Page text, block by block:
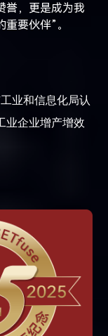
誉，更是成为我
要伙伴”。
业和信息化局认
业企业增产增效